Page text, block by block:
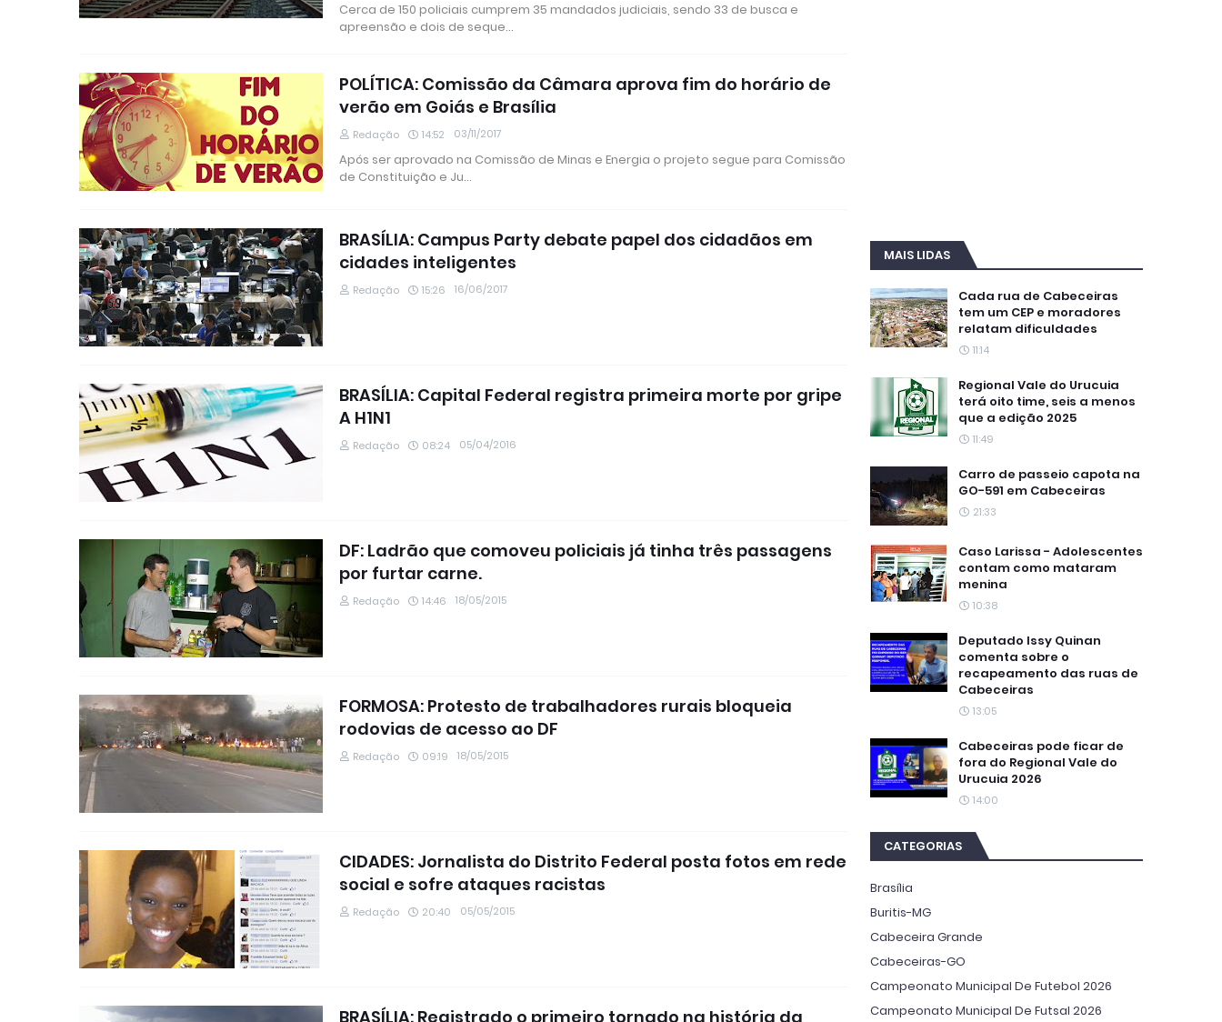
Cerca de 150 policiais cumprem 35 mandados judiciais, sendo 33 de busca e
apreensão e dois de seque…
POLÍTICA: Comissão da Câmara aprova fim do horário de
verão em Goiás e Brasília
Redação 14:52 03/11/2017
Após ser aprovado na Comissão de Minas e Energia o projeto segue para Comissão
de Constituição e Ju…
BRASÍLIA: Campus Party debate papel dos cidadãos em
cidades inteligentes
Redação 15:26 16/06/2017
BRASÍLIA: Capital Federal registra primeira morte por gripe
A H1N1
Redação 08:24 05/04/2016
DF: Ladrão que comoveu policiais já tinha três passagens
por furtar carne.
Redação 14:46 18/05/2015
FORMOSA: Protesto de trabalhadores rurais bloqueia
rodovias de acesso ao DF
Redação 09:19 18/05/2015
CIDADES: Jornalista do Distrito Federal posta fotos em rede
social e sofre ataques racistas
Redação 20:40 05/05/2015
BRASÍLIA: Registrado o primeiro tornado na história da
MAIS LIDAS
Cada rua de Cabeceiras
tem um CEP e moradores
relatam dificuldades
11:14
Regional Vale do Urucuia
terá oito time, seis a menos
que a edição 2025
11:49
Carro de passeio capota na
GO-591 em Cabeceiras
21:33
Caso Larissa - Adolescentes
contam como mataram
menina
10:38
Deputado Issy Quinan
comenta sobre o
recapeamento das ruas de
Cabeceiras
13:05
Cabeceiras pode ficar de
fora do Regional Vale do
Urucuia 2026
14:00
CATEGORIAS
Brasília
Buritis-MG
Cabeceira Grande
Cabeceiras-GO
Campeonato Municipal De Futebol 2026
Campeonato Municipal De Futsal 2026